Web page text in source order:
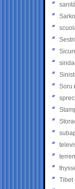
Soru
Tibet